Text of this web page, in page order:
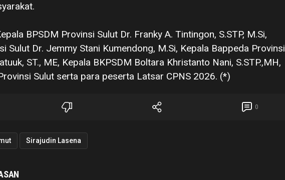
BPSDM Provinsi Sulut Dr. Franky A. Tintingon, S.STP, M.Si,
Sulut Dr. Jemmy Stani Kumendong, M.Si, Kepala Bappeda Provinsi
ST., ME, Kepala BKPSDM Boltara Khristanto Nani, S.STP.,MH,
Sulut serta para peserta Latsar CPNS 2026. (*)
0
Sirajudin Lasena